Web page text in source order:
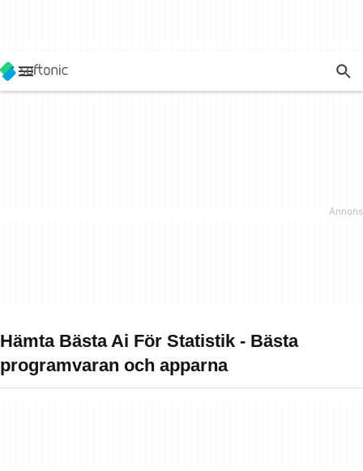
Hämta Bästa Ai För Statistik - Bästa
programvaran och apparna